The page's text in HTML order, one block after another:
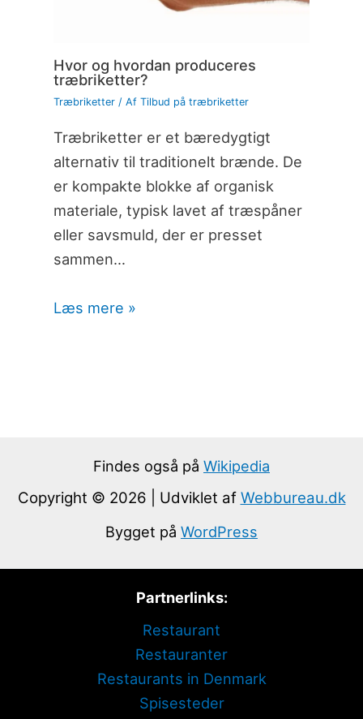
Hvor og hvordan produceres
træbriketter?
Træbriketter/ Af Tilbud på træbriketter
Træbriketter er et bæredygtigt
alternativ til traditionelt brænde. De
er kompakte blokke af organisk
materiale, typisk lavet af træspåner
eller savsmuld, der er presset
sammen…
Læs mere »
Findes også på Wikipedia
Copyright © 2026 | Udviklet af Webbureau.dk
Bygget på WordPress
Partnerlinks:
Restaurant
Restauranter
Restaurants in Denmark
Spisesteder